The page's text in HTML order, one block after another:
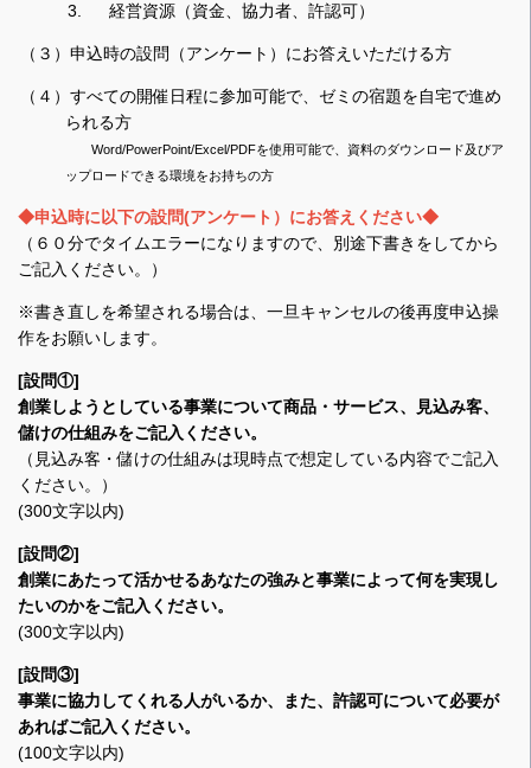
経営資源（資金、協力者、許認可）
（３）申込時の設問（アンケート）にお答えいただける方
（４）すべての開催日程に参加可能で、ゼミの宿題を自宅で進め
られる方
Word/PowerPoint/Excel/PDFを使用可能で、資料のダウンロード及びア
ップロードできる環境をお持ちの方
◆申込時に以下の設問(アンケート）にお答えください◆
（６０分でタイムエラーになりますので、別途下書きをしてから
ご記入ください。）
※書き直しを希望される場合は、一旦キャンセルの後再度申込操
作をお願いします。
[設問①]
創業しようとしている事業について商品・サービス、見込み客、
儲けの仕組みをご記入ください。
（見込み客・儲けの仕組みは現時点で想定している内容でご記入
ください。）
(300文字以内)
[設問②]
創業にあたって活かせるあなたの強みと事業によって何を実現し
たいのかをご記入ください。
(300文字以内)
[設問③]
事業に協力してくれる人がいるか、また、許認可について必要が
あればご記入ください。
(100文字以内)